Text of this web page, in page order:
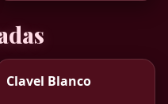
Clavel Blanco